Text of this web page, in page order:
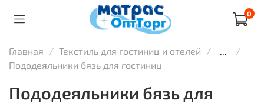
0
Главная Текстиль для гостиниц и отелей
...
Пододеяльники бязь для гостиниц
Пододеяльники бязь для